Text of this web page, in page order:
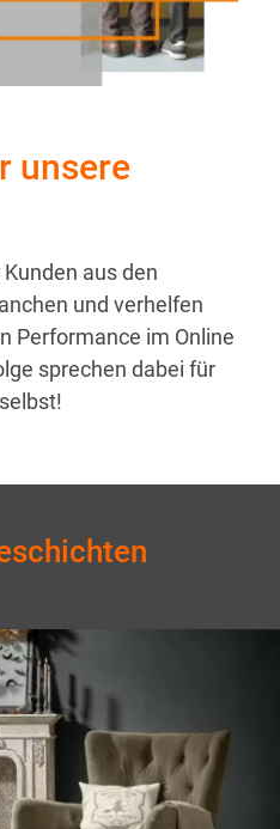
unsere
aus den
und verhelfen
Performance im Online
sprechen dabei für